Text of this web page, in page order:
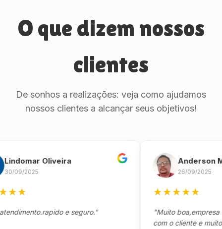
O que dizem nossos
clientes
De sonhos a realizações: veja como ajudamos
nossos clientes a alcançar seus objetivos!
Oliveira
2025
e seguro."
Anderson
26/09/2025
★★★
"Muito boa,empresa
com o cliente e muito